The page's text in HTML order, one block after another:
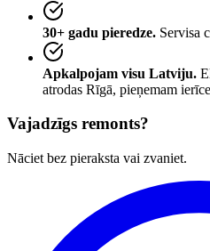
30+ gadu pieredze. Servisa
Apkalpojam visu Latviju.
atrodas Rīgā, pieņemam
Vajadzīgs remonts?
Nāciet bez pieraksta vai zvaniet.